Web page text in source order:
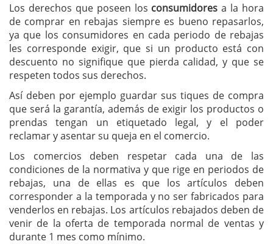
Los derechos que poseen los consumidores a la hora
de comprar en rebajas siempre es bueno repasarlos,
ya que los consumidores en cada periodo de rebajas
les corresponde exigir, que si un producto está con
descuento no signifique que pierda calidad, y que se
respeten todos sus derechos.
Así deben por ejemplo guardar sus tiques de compra
que será la garantía, además de exigir los productos o
prendas tengan un etiquetado legal, y el poder
reclamar y asentar su queja en el comercio.
Los comercios deben respetar cada una de las
condiciones de la normativa y que rige en periodos de
rebajas, una de ellas es que los artículos deben
corresponder a la temporada y no ser fabricados para
venderlos en rebajas. Los artículos rebajados deben de
venir de la oferta de temporada normal de ventas y
durante 1 mes como mínimo.